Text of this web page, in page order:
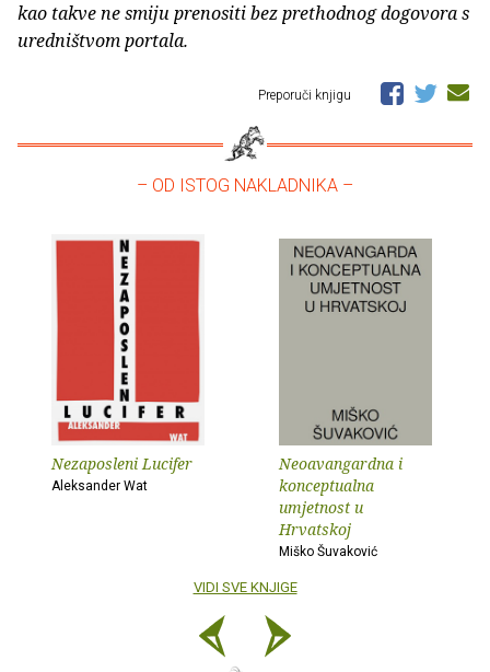
kao takve ne smiju prenositi bez prethodnog dogovora s
uredništvom portala.
Preporuči knjigu
– OD ISTOG NAKLADNIKA –
Nezaposleni Lucifer
Aleksander Wat
Neoavangardna i
konceptualna
umjetnost u
Hrvatskoj
Miško Šuvaković
VIDI SVE KNJIGE